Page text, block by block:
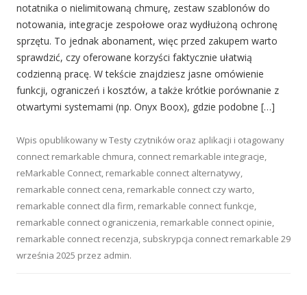
notatnika o nielimitowaną chmurę, zestaw szablonów do
notowania, integracje zespołowe oraz wydłużoną ochronę
sprzętu. To jednak abonament, więc przed zakupem warto
sprawdzić, czy oferowane korzyści faktycznie ułatwią
codzienną pracę. W tekście znajdziesz jasne omówienie
funkcji, ograniczeń i kosztów, a także krótkie porównanie z
otwartymi systemami (np. Onyx Boox), gdzie podobne […]
Wpis opublikowany wTesty czytników oraz aplikacji i otagowany
connect remarkable chmura, connect remarkable integracje,
reMarkable Connect, remarkable connect alternatywy,
remarkable connect cena, remarkable connect czy warto,
remarkable connect dla firm, remarkable connect funkcje,
remarkable connect ograniczenia, remarkable connect opinie,
remarkable connect recenzja, subskrypcja connect remarkable 29
września 2025 przez admin.